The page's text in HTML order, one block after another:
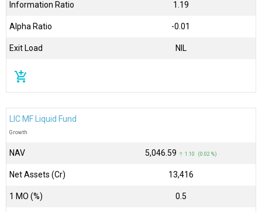
Information Ratio 1.19
Alpha Ratio -0.01
Exit Load NIL
add_shopping_cart
LIC MF Liquid Fund
Growth
NAV ₹5,046.59 ↑ 1.10 (0.02 %)
Net Assets (Cr) ₹13,416
1 MO (%) 0.5